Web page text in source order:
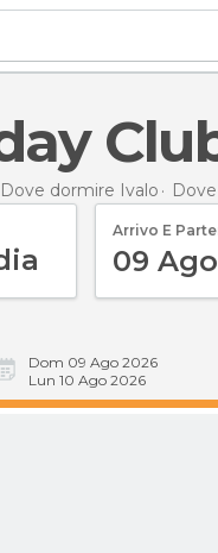
Dove dormire Ivalo
Arrivo E
09 Ago
Dom 09 Ago 2026
Lun 10 Ago 2026